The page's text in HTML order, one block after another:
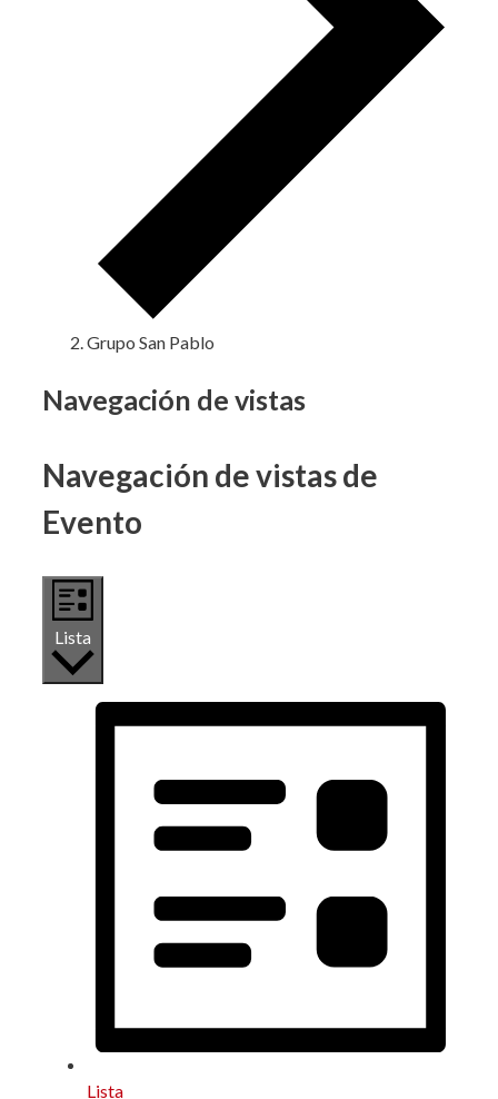
Grupo San Pablo
Eventos
Navegación de vistas
Navegación de vistas de
Evento
Lista
Lista